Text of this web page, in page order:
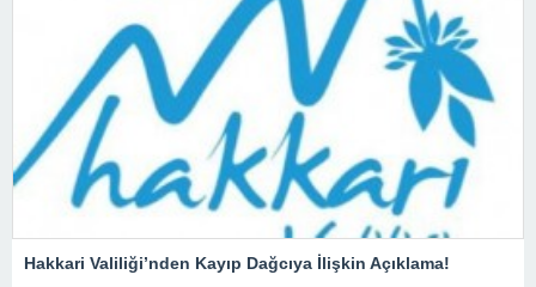
Hakkari Valiliği’nden Kayıp Dağcıya İlişkin Açıklama!